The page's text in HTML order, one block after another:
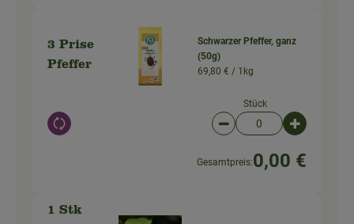
3 Prise
Pfeffer
Auswahl ändern
Schwarzer Pfeffer, ganz
(50g)
69,80 € / 1kg
Stück
Artikelanzahl
Gesamtpreis:0,00 €
1 Stk